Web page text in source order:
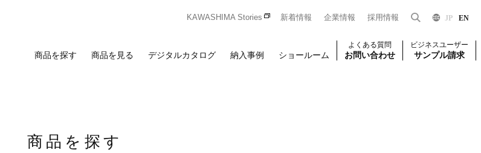
KAWASHIMA Stories 新着情報 企業情報 採用情報 JP EN
商品を探す 商品を見る デジタルカタログ 納入事例 ショールーム
よくある質問
お問い合わせ
ビジネスユーザー
サンプル請求
、ビジネスポータルサイトからお申し込みください。IDをお持ちの法人のお客様限定となっております。
商品を探す